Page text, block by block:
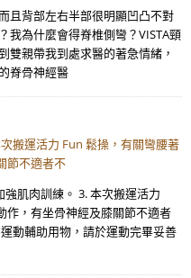
且背部左右半部很明顯凹凸不對
我為什麼會得脊椎側彎？VISTA頸
雙親帶我到處求醫的著急情緒，
脊骨神經醫
搬運活力 Fun 鬆操，有關彎腰著
節不適者不
肌肉訓練。 3. 本次搬運活力
作，有坐骨神經及膝關節不適者
動輔助用物，請於運動完畢妥善